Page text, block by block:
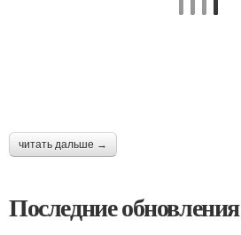
читать дальше →
Последние